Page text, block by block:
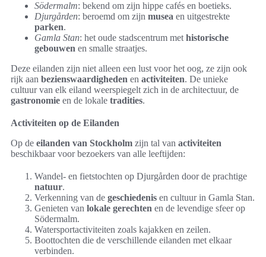
Södermalm: bekend om zijn hippe cafés en boetieks.
Djurgården: beroemd om zijn musea en uitgestrekte
parken.
Gamla Stan: het oude stadscentrum met historische
gebouwen en smalle straatjes.
Deze eilanden zijn niet alleen een lust voor het oog, ze zijn ook
rijk aan bezienswaardigheden en activiteiten. De unieke
cultuur van elk eiland weerspiegelt zich in de architectuur, de
gastronomie en de lokale tradities.
Activiteiten op de Eilanden
Op de eilanden van Stockholm zijn tal van activiteiten
beschikbaar voor bezoekers van alle leeftijden:
Wandel- en fietstochten op Djurgården door de prachtige
natuur.
Verkenning van de geschiedenis en cultuur in Gamla Stan.
Genieten van lokale gerechten en de levendige sfeer op
Södermalm.
Watersportactiviteiten zoals kajakken en zeilen.
Boottochten die de verschillende eilanden met elkaar
verbinden.